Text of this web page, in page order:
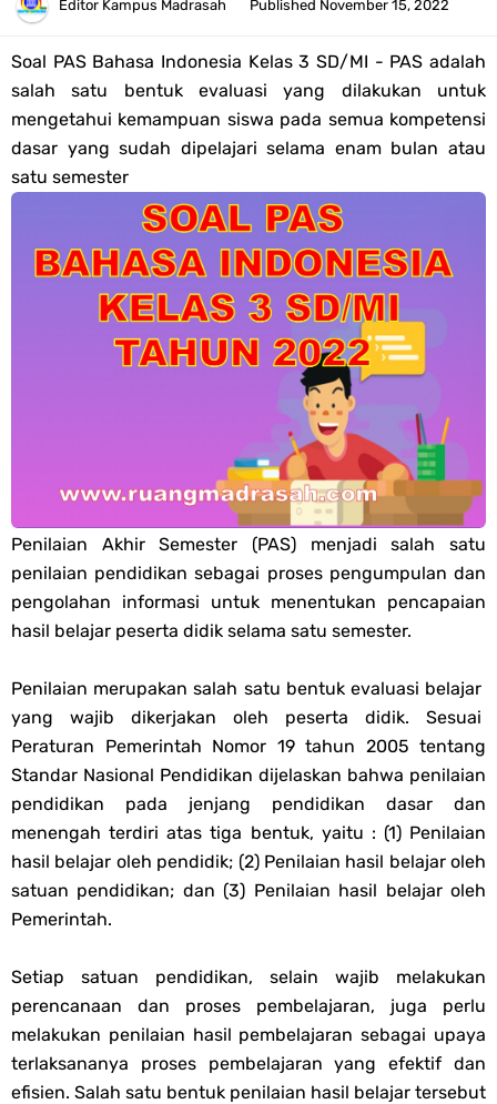
Tahun 2026
Bank Soal PAT Semester 2 Kelas 4 SD/MI Tahun 2026
Pendaftaran Akun Google Workspace bagi GTK Madrasah
Panduan GOOGLE WORKSPACE (GWS) Untuk Guru Madrasah
Bank Soal ASAT/PAT Kelas 5 SD/MI Kurikulum Merdeka Tahun 2026
Bank Soal PAT Kelas 6 SD/MI Semester 2 Kurikulum Merdeka Tahun
2026
Kisi-kisi Soal US/UM Jenjang SD/MI Tahun 2026 Lengkap
POS UM Jenjang MI, MTs Dan MA Tahun 2026
Jawaban Tugas Mandiri Dan Tugas Refleksi Modul Pedagogik SKI
PPG 2025
Jawaban Tugas Mandiri Dan Tugas Refleksi Modul Pedagogik Fiqih
PPG 2025
Jawaban Tugas Mandiri Dan Tugas Refleksi Modul Pedagogik Akidah
Akhlak PPG 2025
Jawaban Tugas Mandiri Dan Tugas Refleksi Modul Pedagogik Al-
Qur'an Hadis PPG 2025
Soal OMI Geografi Terintegrasi Jenjang MA
Soal OMI KIMIA Terintegrasi Jenjang MA
Unduh Buku Teks Utama (BTU) Mapel Akidah Akhlak Jenang MI, MTs
Editor Kampus Madrasah Published November 15, 2022
Soal PAS Bahasa Indonesia Kelas 3 SD/MI - PAS adalah
salah satu bentuk evaluasi yang dilakukan untuk
mengetahui kemampuan siswa pada semua kompetensi
dasar yang sudah dipelajari selama enam bulan atau
satu semester
Penilaian Akhir Semester (PAS) menjadi salah satu
penilaian pendidikan sebagai proses pengumpulan dan
pengolahan informasi untuk menentukan pencapaian
hasil belajar peserta didik selama satu semester.
Penilaian merupakan salah satu bentuk evaluasi belajar
yang wajib dikerjakan oleh peserta didik. Sesuai
Peraturan Pemerintah Nomor 19 tahun 2005 tentang
Standar Nasional Pendidikan dijelaskan bahwa penilaian
pendidikan pada jenjang pendidikan dasar dan
menengah terdiri atas tiga bentuk, yaitu : (1) Penilaian
hasil belajar oleh pendidik; (2) Penilaian hasil belajar oleh
satuan pendidikan; dan (3) Penilaian hasil belajar oleh
Pemerintah.
Setiap satuan pendidikan, selain wajib melakukan
perencanaan dan proses pembelajaran, juga perlu
melakukan penilaian hasil pembelajaran sebagai upaya
terlaksananya proses pembelajaran yang efektif dan
efisien. Salah satu bentuk penilaian hasil belajar tersebut